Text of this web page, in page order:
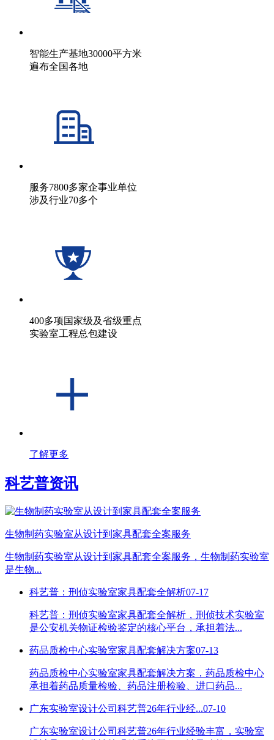
智能生产基地30000平方米
遍布全国各地
服务7800多家企事业单位
涉及行业70多个
400多项国家级及省级重点
实验室工程总包建设
了解更多
科艺普资讯
生物制药实验室从设计到家具配套全案服务
生物制药实验室从设计到家具配套全案服务，生物制药实验室
是生物...
科艺普：刑侦实验室家具配套全解析07-17
科艺普：刑侦实验室家具配套全解析，刑侦技术实验室
是公安机关物证检验鉴定的核心平台，承担着法...
药品质检中心实验室家具配套解决方案07-13
药品质检中心实验室家具配套解决方案，药品质检中心
承担着药品质量检验、药品注册检验、进口药品...
广东实验室设计公司科艺普26年行业经...07-10
广东实验室设计公司科艺普26年行业经验丰富，实验室